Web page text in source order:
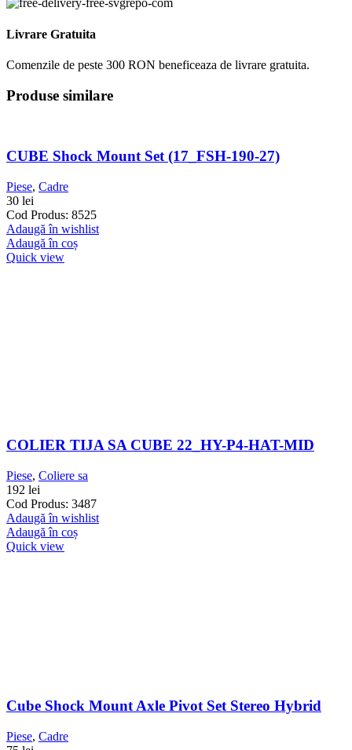
Livrare Gratuita
Comenzile de peste 300 RON beneficeaza de livrare gratuita.
Produse similare
CUBE Shock Mount Set (17_FSH-190-27)
Piese, Cadre
30 lei
Cod Produs: 8525
Adaugă în wishlist
Adaugă în coș
Quick view
COLIER TIJA SA CUBE 22_HY-P4-HAT-MID
Piese, Coliere sa
192 lei
Cod Produs: 3487
Adaugă în wishlist
Adaugă în coș
Quick view
Cube Shock Mount Axle Pivot Set Stereo Hybrid
Piese, Cadre